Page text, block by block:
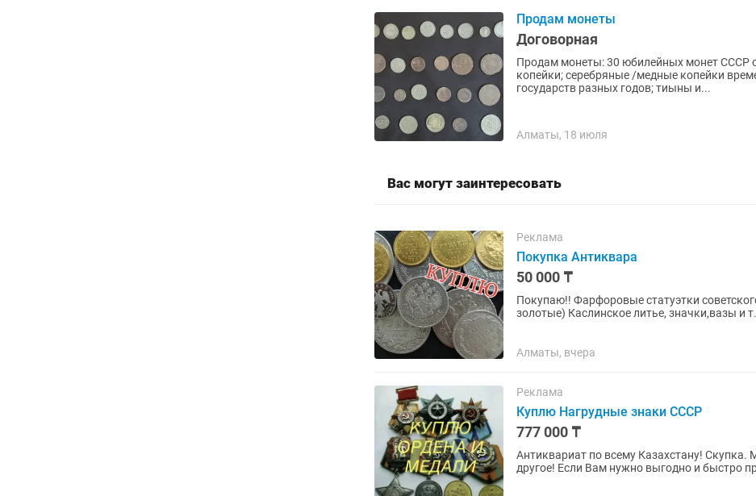
Продам монеты
Договорная
Продам монеты: 30 юбилейных монет СССР
копейки; серебряные /медные копейки
государств разных годов; тиыны и...
Алматы, 18 июля
Вас могут заинтересовать
Реклама
Покупка Антиквара
50 000 ₸
Покупаю!! Фарфоровые статуэтки
Алматы, вчера
Реклама
Куплю Нагрудные знаки СССР
777 000 ₸
Антиквариат по всему Казахстану! Скупка.
другое! Если Вам нужно выгодно и быстро